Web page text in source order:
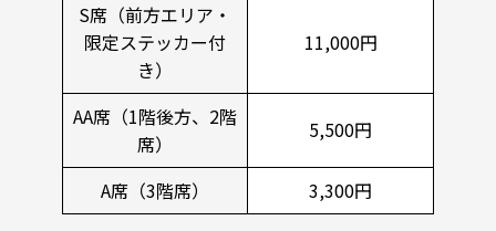
S席（前方エリア・
限定ステッカー付
き）
11,000円
AA席（1階後方、2階
席）
5,500円
A席（3階席） 3,300円